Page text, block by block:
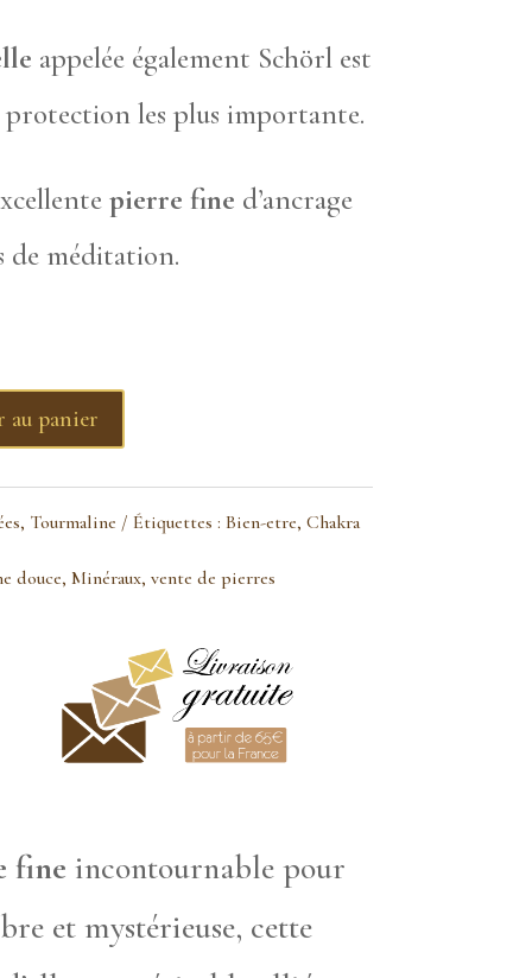
appelée également Schörl est
protection les plus importante.
pierre fine d’ancrage
de méditation.
au panier
, Tourmaline Étiquettes : Bien-etre, Chakra
douce, Minéraux, vente de pierres
fine incontournable pour
et mystérieuse, cette